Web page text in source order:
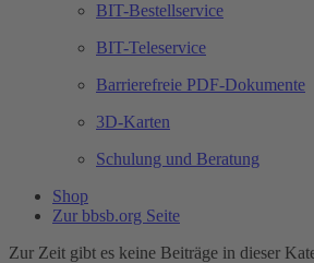
BIT-Bestellservice
BIT-Teleservice
Barrierefreie PDF-Dokumente
3D-Karten
Schulung und Beratung
Shop
Zur bbsb.org Seite
Zur Zeit gibt es keine Beiträge in dieser